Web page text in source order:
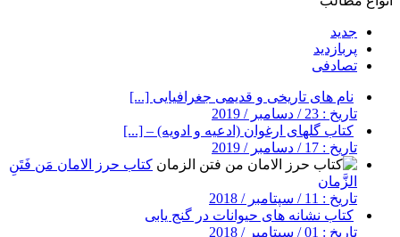
جدید
پربازدید
تصادفی
نام های تاریخی و قدیمی جغرافیایی [...]
تاریخ : 23 / دسامبر / 2019
کتاب گلهای ارغوان (ادعیه و ادویه) – [...]
تاریخ : 17 / دسامبر / 2019
کتاب حرز الامان مَن فَتَنِ
الزَّمان
تاریخ : 11 / سپتامبر / 2018
کتاب نشانه های حیوانات در گنج یابی
تاریخ : 01 / سپتامبر / 2018